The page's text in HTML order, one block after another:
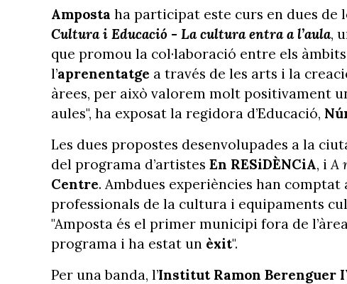
Amposta ha participat este curs en dues de
Cultura i Educació - La cultura entra a l’aula,
que promou la col·laboració entre els
l’aprenentatge a través de les arts i la
àrees, per això valorem molt positivament
aules", ha exposat la regidora d’Educació,
Les dues propostes desenvolupades a la
del programa d’artistes En RESiDÈNCiA, iA
Centre. Ambdues experiències han
professionals de la cultura i equipaments
"Amposta és el primer municipi fora de
programa i ha estat un èxit".
Per una banda, l’InstitutRamon Berenguer